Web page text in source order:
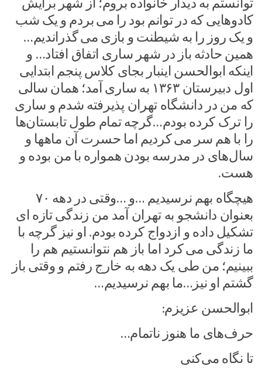
توانستم به دیدار خانواده بروم؛ از شهر برایش
کادوهایی که در توانم بود را می بردم و یک شب
و یک روز را به شیطنت و بازی می گذراندیم…
همین حادثه باز در شهر ساری اتفاق افتاد… و
اینکه ابوالحسن اینبار بجای کلاس پنجم ابتدایی
اول دبیرستان ۱۳۶۳ به ساری آمد؛ همان سالی
که من در دانشگاه تهران پذیرفته شدم و ساری
را ترک کرده بودم…گرچه تمام طول تابستان‌ها
را با هم سر می کردیم اما حسرت آن ماهها و
سال‌های در مدرسه بودن همواره با من بوده و
هست.
هیچگاه بهم نرسیدیم …و …وقتی در دهه ۷۰
بعنوان دانشجو به تهران آمد من زندگی تازه ای
تشکیل داده و ازدواج کرده بودم. او نیز گرچه با
ما زندگی می کرد اما باز هم نتوانستیم هم را
ببینیم؛ من طی یک دهه به خارج رفتم و وقتی باز
گشتم او نیز…ما بهم نرسیدیم…
ابوالحسن عزیزم:
حرف‌های ما هنوز ناتمام…
تا نگاه می‌کنی